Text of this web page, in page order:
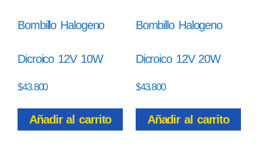
Bombillo Halogeno
Dicroico 12V 10W
$43.800
Añadir al carrito
Bombillo Halogeno
Dicroico 12V 20W
$43.800
Añadir al carrito